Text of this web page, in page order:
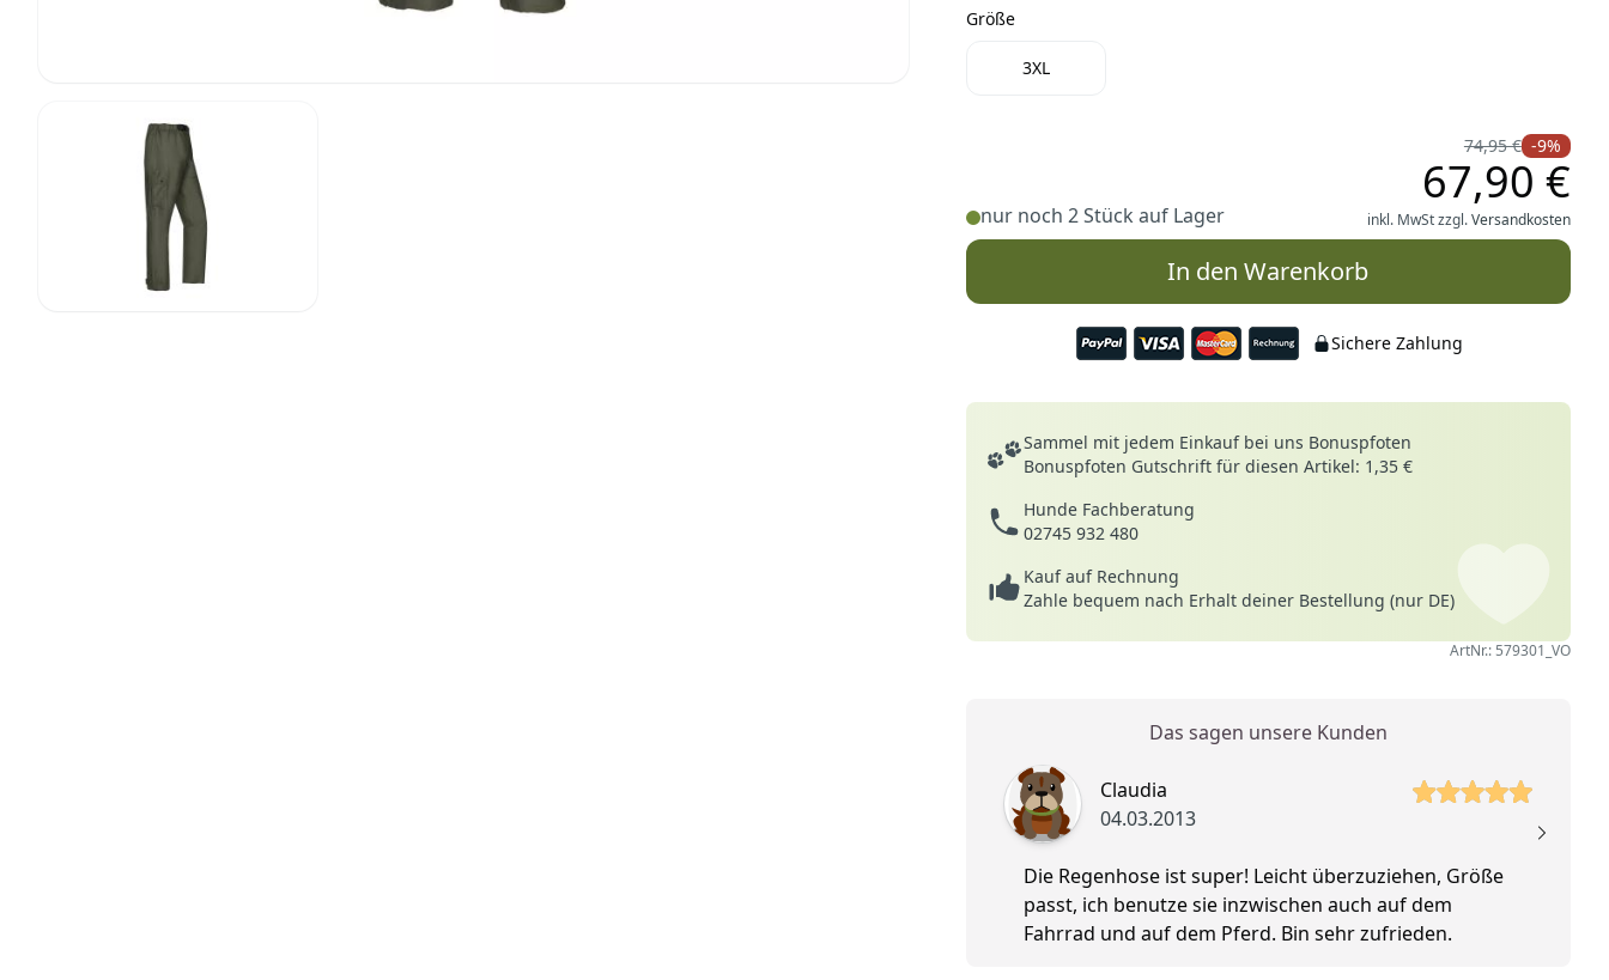
Größe
3XL
nur noch 2 Stück auf Lager
74,95 € -9%
67,90 €
inkl. MwSt zzgl.Versandkosten
In den Warenkorb
Sichere Zahlung
Deine Vorteile
Sammel mit jedem Einkauf bei uns Bonuspfoten
Bonuspfoten Gutschrift für diesen Artikel: 1,35 €
Hunde Fachberatung
02745 932 480
Kauf auf Rechnung
Zahle bequem nach Erhalt deiner Bestellung (nur DE)
ArtNr.: 579301_VO
Das sagen unsere Kunden
Claudia
04.03.2013
5 von 5 Sterne
Die Regenhose ist super! Leicht überzuziehen, Größe
passt, ich benutze sie inzwischen auch auf dem
Fahrrad und auf dem Pferd. Bin sehr zufrieden.